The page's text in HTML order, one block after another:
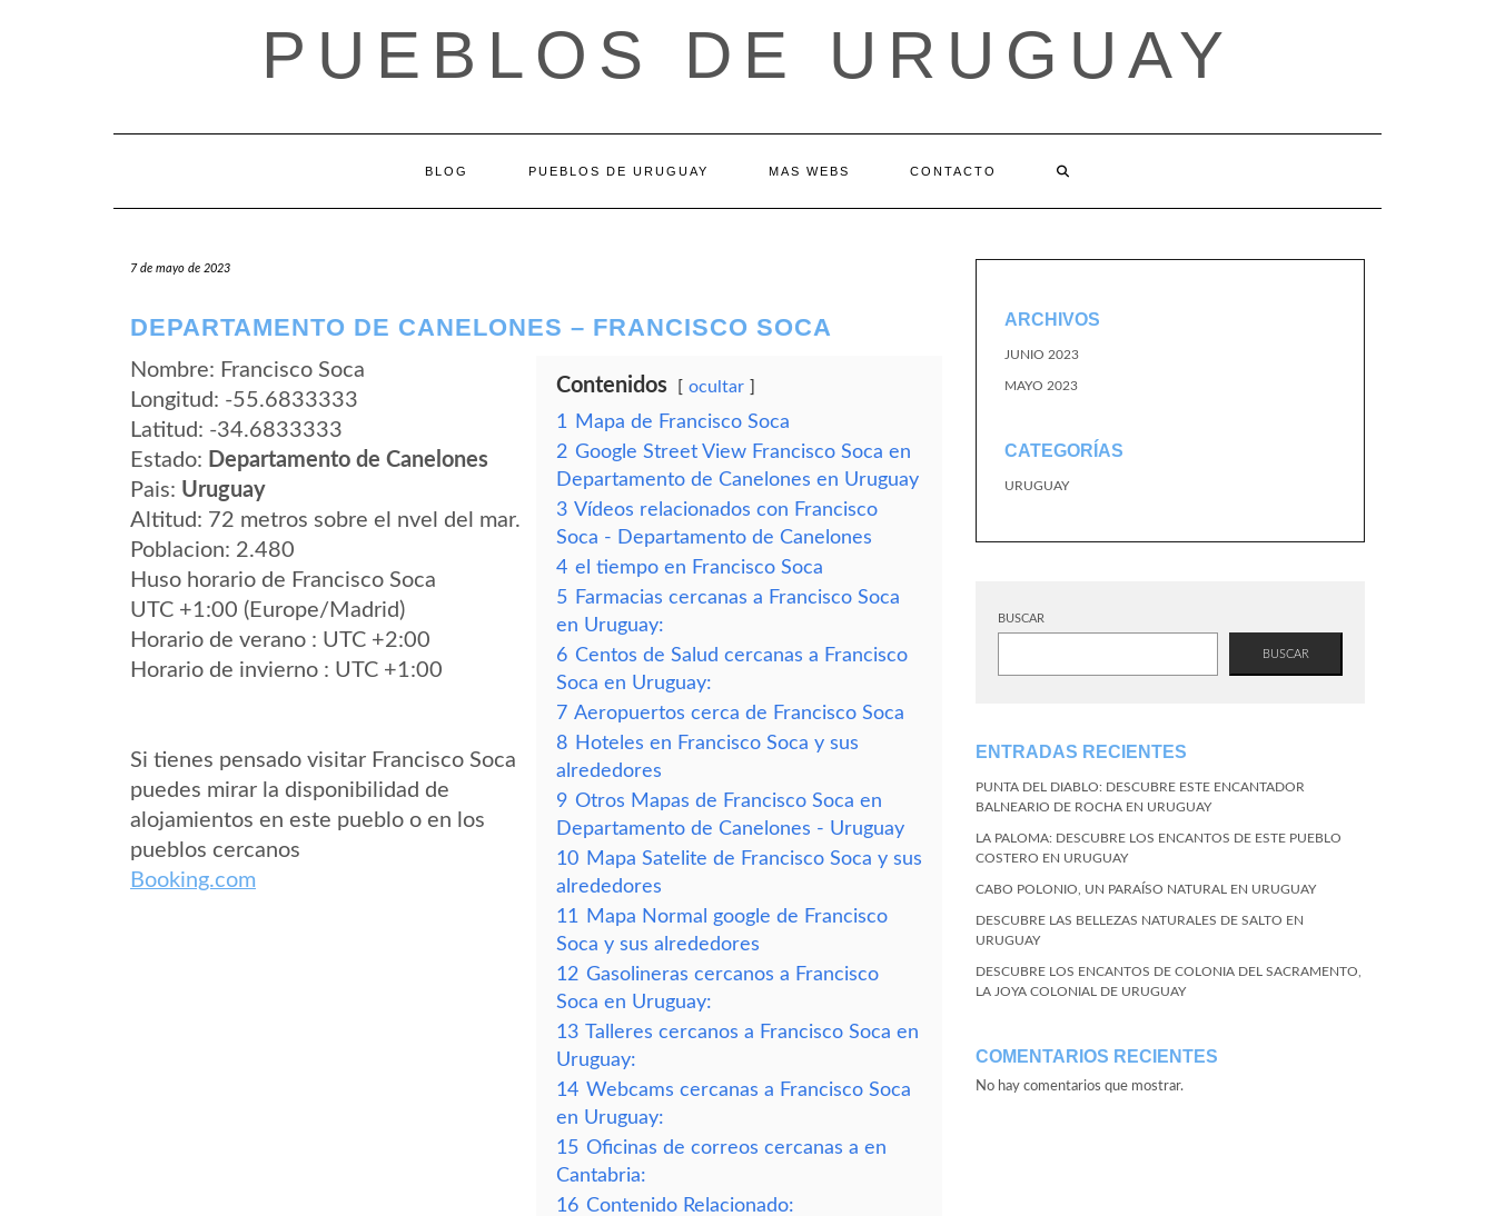
PUEBLOS DE URUGUAY
BLOG PUEBLOS DE URUGUAY MAS WEBS CONTACTO
7 de mayo de 2023
DEPARTAMENTO DE CANELONES – FRANCISCO SOCA
Nombre: Francisco Soca
Longitud: -55.6833333
Latitud: -34.6833333
Estado: Departamento de Canelones
Pais: Uruguay
Altitud: 72 metros sobre el nvel del mar.
Poblacion: 2.480
Huso horario de Francisco Soca
UTC +1:00 (Europe/Madrid)
Horario de verano : UTC +2:00
Horario de invierno : UTC +1:00
Si tienes pensado visitar Francisco Soca
puedes mirar la disponibilidad de
alojamientos en este pueblo o en los
pueblos cercanos
Booking.com
Contenidos ocultar
1
Mapa de Francisco Soca
2 Google Street View Francisco Soca en
Departamento de Canelones en Uruguay
3 Vídeos relacionados con Francisco
Soca - Departamento de Canelones
4 el tiempo en Francisco Soca
5 Farmacias cercanas a Francisco Soca
en Uruguay:
6 Centos de Salud cercanas a Francisco
Soca en Uruguay:
7 Aeropuertos cerca de Francisco Soca
8 Hoteles en Francisco Soca y sus
alrededores
9 Otros Mapas de Francisco Soca en
Departamento de Canelones - Uruguay
10 Mapa Satelite de Francisco Soca y sus
alrededores
11
Mapa Normal google de Francisco
Soca y sus alrededores
12 Gasolineras cercanos a Francisco
Soca en Uruguay:
13 Talleres cercanos a Francisco Soca en
Uruguay:
14 Webcams cercanas a Francisco Soca
en Uruguay:
15 Oficinas de correos cercanas a en
Cantabria:
16 Contenido Relacionado:
ARCHIVOS
JUNIO 2023
MAYO 2023
CATEGORÍAS
URUGUAY
BUSCAR
BUSCAR
ENTRADAS RECIENTES
PUNTA DEL DIABLO: DESCUBRE ESTE ENCANTADOR
BALNEARIO DE ROCHA EN URUGUAY
LA PALOMA: DESCUBRE LOS ENCANTOS DE ESTE PUEBLO
COSTERO EN URUGUAY
CABO POLONIO, UN PARAÍSO NATURAL EN URUGUAY
DESCUBRE LAS BELLEZAS NATURALES DE SALTO EN
URUGUAY
DESCUBRE LOS ENCANTOS DE COLONIA DEL SACRAMENTO,
LA JOYA COLONIAL DE URUGUAY
COMENTARIOS RECIENTES
No hay comentarios que mostrar.